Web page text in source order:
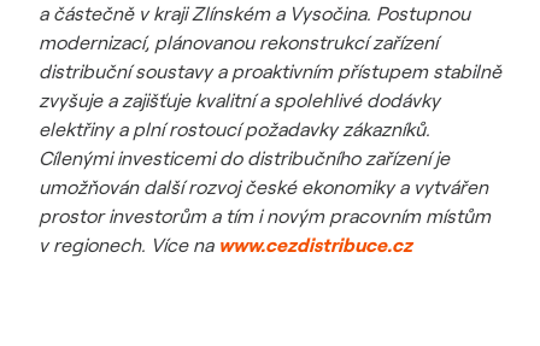
a částečně v kraji Zlínském a Vysočina. Postupnou
modernizací, plánovanou rekonstrukcí zařízení
distribuční soustavy a proaktivním přístupem stabilně
zvyšuje a zajišťuje kvalitní a spolehlivé dodávky
elektřiny a plní rostoucí požadavky zákazníků.
Cílenými investicemi do distribučního zařízení je
umožňován další rozvoj české ekonomiky a vytvářen
prostor investorům a tím i novým pracovním místům
v regionech. Více na www.cezdistribuce.cz